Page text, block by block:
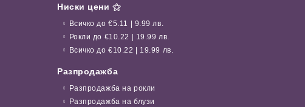
Ниски цени ⚝
Всичко до €5.11 | 9.99 лв.
Рокли до €10.22 | 19.99 лв.
Всичко до €10.22 | 19.99 лв.
Разпродажба
Разпродажба на рокли
Разпродажба на блузи